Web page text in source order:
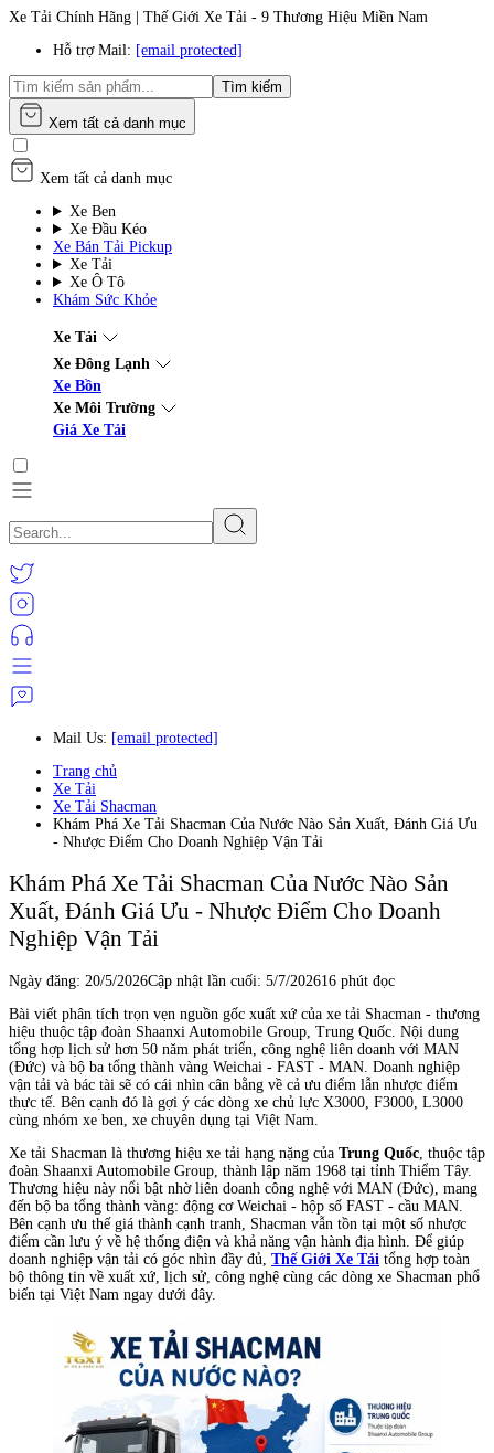
Xe Tải Chính Hãng | Thế Giới Xe Tải - 9 Thương Hiệu Miền Nam
Hỗ trợ Mail: [email protected]
Tìm kiếm
Xem tất cả danh mục
Xem tất cả danh mục
Xe Ben
Xe Đầu Kéo
Xe Bán Tải Pickup
Xe Tải
Xe Ô Tô
Khám Sức Khỏe
Xe Tải
Xe Đông Lạnh
Xe Bồn
Xe Môi Trường
Giá Xe Tải
Mail Us: [email protected]
Trang chủ
Xe Tải
Xe Tải Shacman
Khám Phá Xe Tải Shacman Của Nước Nào Sản Xuất, Đánh Giá Ưu
- Nhược Điểm Cho Doanh Nghiệp Vận Tải
Khám Phá Xe Tải Shacman Của Nước Nào Sản
Xuất, Đánh Giá Ưu - Nhược Điểm Cho Doanh
Nghiệp Vận Tải
Ngày đăng: 20/5/2026Cập nhật lần cuối: 5/7/202616 phút đọc
Bài viết phân tích trọn vẹn nguồn gốc xuất xứ của xe tải Shacman - thương
hiệu thuộc tập đoàn Shaanxi Automobile Group, Trung Quốc. Nội dung
tổng hợp lịch sử hơn 50 năm phát triển, công nghệ liên doanh với MAN
(Đức) và bộ ba tổng thành vàng Weichai - FAST - MAN. Doanh nghiệp
vận tải và bác tài sẽ có cái nhìn cân bằng về cả ưu điểm lẫn nhược điểm
thực tế. Bên cạnh đó là gợi ý các dòng xe chủ lực X3000, F3000, L3000
cùng nhóm xe ben, xe chuyên dụng tại Việt Nam.
Xe tải Shacman là thương hiệu xe tải hạng nặng của Trung Quốc , thuộc tập
đoàn Shaanxi Automobile Group, thành lập năm 1968 tại tỉnh Thiểm Tây.
Thương hiệu này nổi bật nhờ liên doanh công nghệ với MAN (Đức), mang
đến bộ ba tổng thành vàng: động cơ Weichai - hộp số FAST - cầu MAN.
Bên cạnh ưu thế giá thành cạnh tranh, Shacman vẫn tồn tại một số nhược
điểm cần lưu ý về hệ thống điện và khả năng vận hành địa hình. Để giúp
doanh nghiệp vận tải có góc nhìn đầy đủ, Thế Giới Xe Tải tổng hợp toàn
bộ thông tin về xuất xứ, lịch sử, công nghệ cùng các dòng xe Shacman phổ
biến tại Việt Nam ngay dưới đây.